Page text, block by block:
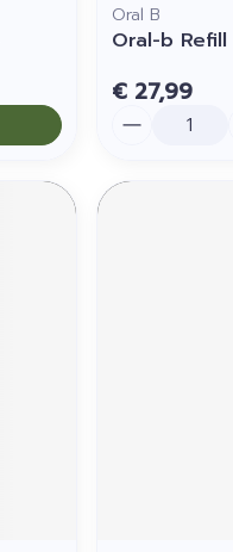
Oral B
Oral-b
€ 27,99